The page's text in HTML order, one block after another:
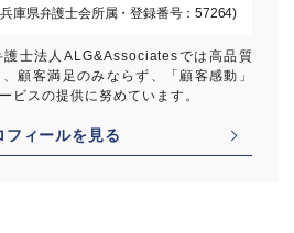
庫県弁護士会所属・登録番号：57264)
士法人ALG&Associatesでは高品質
顧客満足のみならず、「顧客感動」
ビスの提供に努めています。
フィールを見る